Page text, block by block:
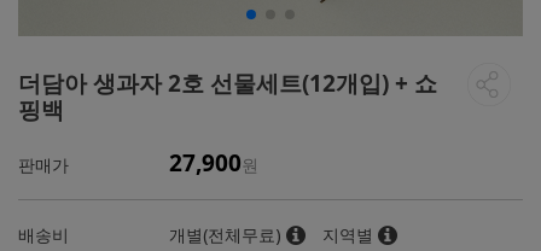
더담아 생과자 2호 선물세트(12개입) + 쇼
핑백
판매가 27,900원
배송비 개별(전체무료)
지역별